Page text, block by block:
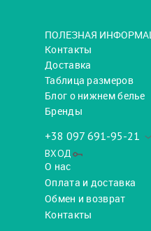
ПОЛЕЗНАЯ
Контакты
Доставка
Таблица размеров
Блог о нижнем белье
Бренды
+38 097 691-95-21
ВХОД
О нас
Оплата и доставка
Обмен и возврат
Контакты